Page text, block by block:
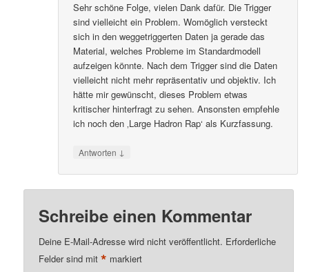
Sehr schöne Folge, vielen Dank dafür. Die Trigger
sind vielleicht ein Problem. Womöglich versteckt
sich in den weggetriggerten Daten ja gerade das
Material, welches Probleme im Standardmodell
aufzeigen könnte. Nach dem Trigger sind die Daten
vielleicht nicht mehr repräsentativ und objektiv. Ich
hätte mir gewünscht, dieses Problem etwas
kritischer hinterfragt zu sehen. Ansonsten empfehle
ich noch den ‚Large Hadron Rap‘ als Kurzfassung.
Antworten ↓
Schreibe einen Kommentar
Deine E-Mail-Adresse wird nicht veröffentlicht. Erforderliche
Felder sind mit* markiert